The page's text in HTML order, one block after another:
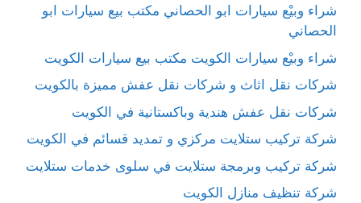
شراء وبيْع سيارات ابو الحصاني مكتب بيع سيارات ابو
الحصاني
شراء وبيْع سيارات الكويت مكتب بيع سيارات الكويت
شركات نقل اثاث و شركات نقل عفش مميزة بالكويت
شركات نقل عفش هندية وباكستانية في الكويت
شركة تركيب ستلايت مركزي و تمديد قسائم في الكويت
شركة تركيب وبرمجة ستلايت في سلوى خدمات ستلايت
شركة تنظيف منازل الكويت